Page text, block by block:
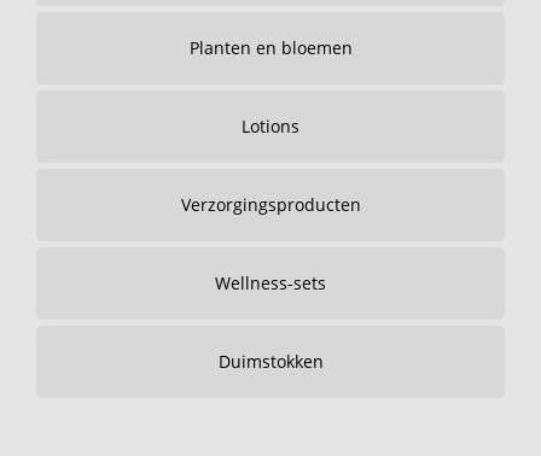
Planten en bloemen
Lotions
Verzorgingsproducten
Wellness-sets
Duimstokken